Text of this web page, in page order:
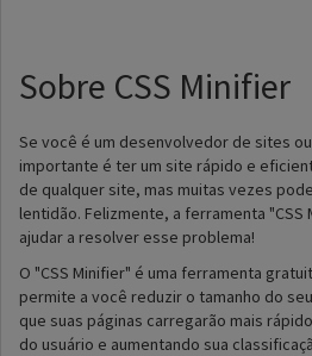
Sobre CSS Minifier
Se você é um desenvolvedor de sites
importante é ter um site rápido e
de qualquer site, mas muitas vezes
lentidão. Felizmente, a ferramenta "CSS
ajudar a resolver esse problema!
O "CSS Minifier" é uma ferramenta
permite a você reduzir o tamanho do
que suas páginas carregarão mais
do usuário e aumentando sua